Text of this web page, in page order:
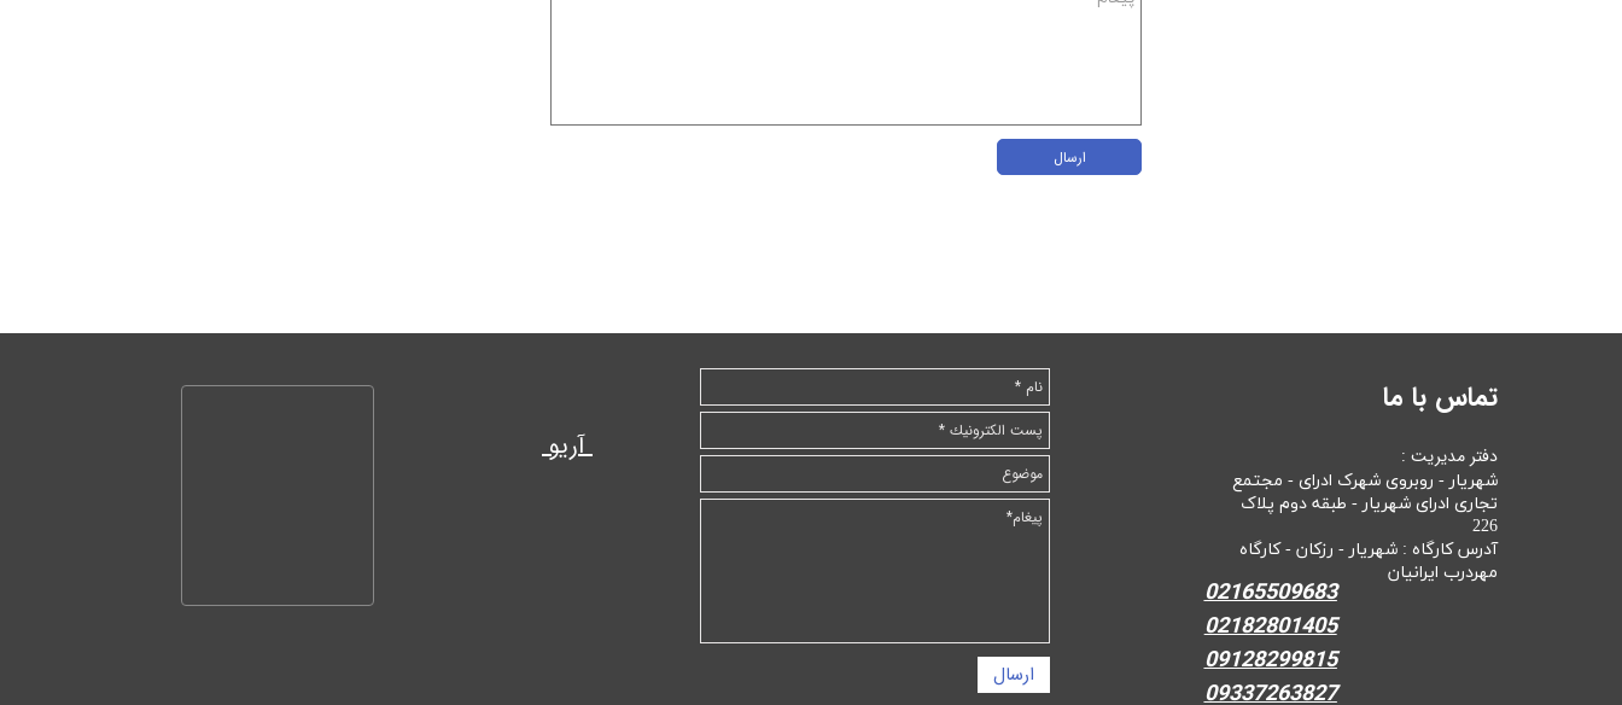
ارسال
ارسال
تماس با ما
دفتر مدیریت :
شهریار - روبروی شهرک ادرای - مجتمع
تجاری ادرای شهریار - طبقه دوم پلاک
226
آدرس کارگاه : شهریار - رزکان - کارگاه
مهردرب ایرانیان
02165509683
02182801405
09128299815
09337263827
آریو